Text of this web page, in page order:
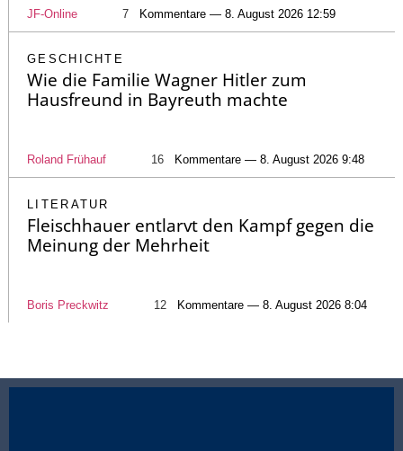
JF-Online 7 Kommentare — 8. August 2026 12:59
GESCHICHTE
Wie die Familie Wagner Hitler zum
Hausfreund in Bayreuth machte
Roland Frühauf 16 Kommentare — 8. August 2026 9:48
LITERATUR
Fleischhauer entlarvt den Kampf gegen die
Meinung der Mehrheit
Boris Preckwitz 12 Kommentare — 8. August 2026 8:04